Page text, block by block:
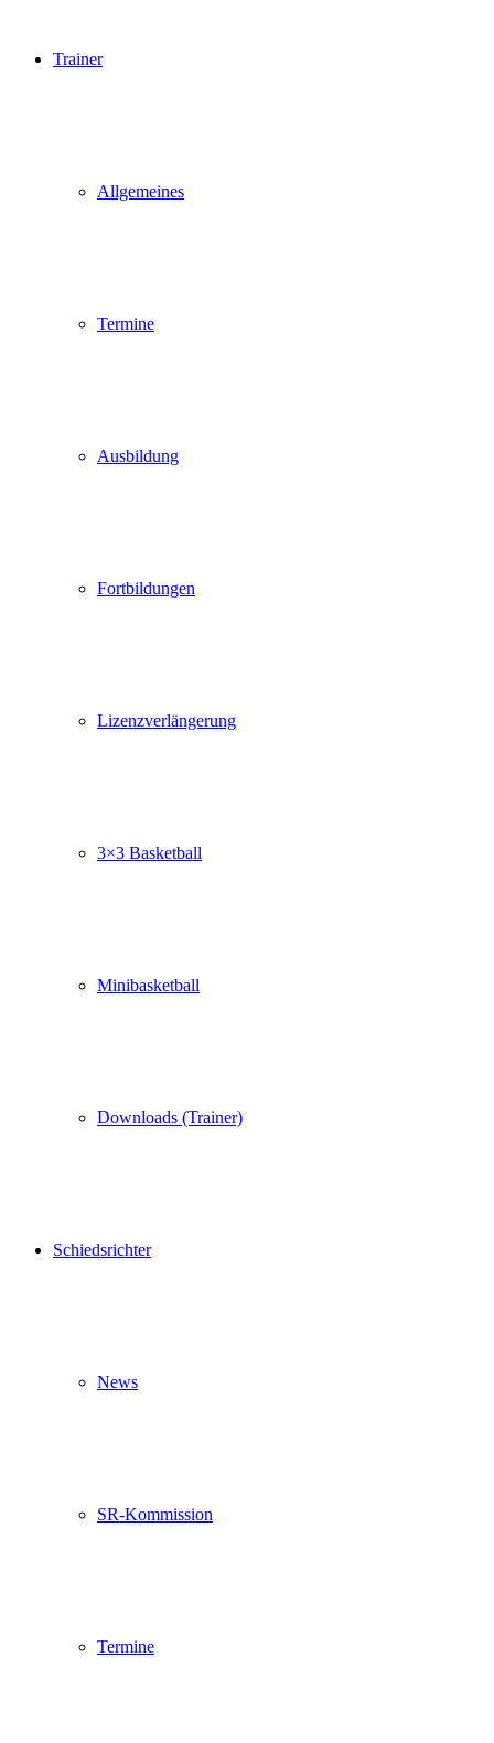
Trainer
Allgemeines
Termine
Ausbildung
Fortbildungen
Lizenzverlängerung
3×3 Basketball
Minibasketball
Downloads (Trainer)
Schiedsrichter
News
SR-Kommission
Termine